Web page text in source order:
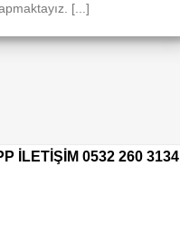
[...]
ILETIŞIM 0532 260 3134